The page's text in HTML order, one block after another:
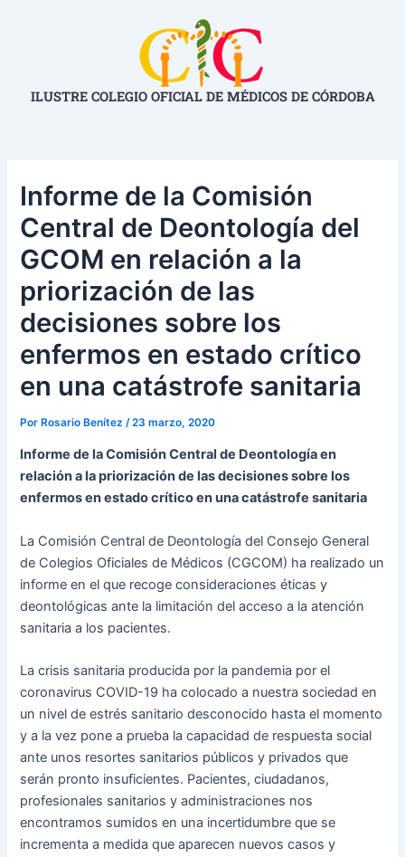
ILUSTRE COLEGIO OFICIAL DE MÉDICOS DE CÓRDOBA
Informe de la Comisión
Central de Deontología del
GCOM en relación a la
priorización de las
decisiones sobre los
enfermos en estado crítico
en una catástrofe sanitaria
PorRosario Benítez /23 marzo, 2020
Informe de la Comisión Central de Deontología en
relación a la priorización de las decisiones sobre los
enfermos en estado crítico en una catástrofe sanitaria
La Comisión Central de Deontología del Consejo General
de Colegios Oficiales de Médicos (CGCOM) ha realizado un
informe en el que recoge consideraciones éticas y
deontológicas ante la limitación del acceso a la atención
sanitaria a los pacientes.
La crisis sanitaria producida por la pandemia por el
coronavirus COVID-19 ha colocado a nuestra sociedad en
un nivel de estrés sanitario desconocido hasta el momento
y a la vez pone a prueba la capacidad de respuesta social
ante unos resortes sanitarios públicos y privados que
serán pronto insuficientes. Pacientes, ciudadanos,
profesionales sanitarios y administraciones nos
encontramos sumidos en una incertidumbre que se
incrementa a medida que aparecen nuevos casos y